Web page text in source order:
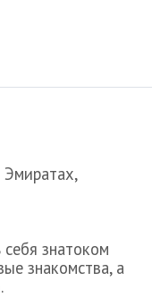
Эмиратах,
знатоком
знакомства, а
.